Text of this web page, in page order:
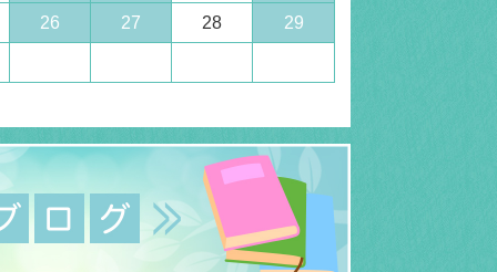
26 27 28 29